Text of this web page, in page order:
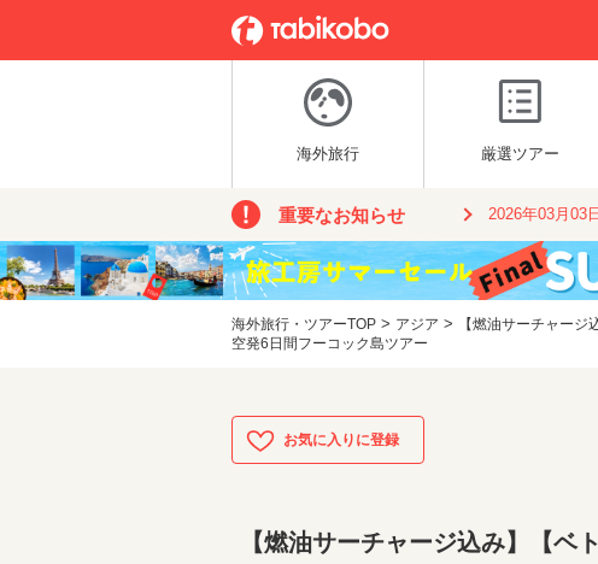
海外旅行 厳選ツアー
重要なお知らせ 2026年03月03日
海外旅行・ツアーTOP > アジア >
【燃油サーチャー
空発6日間フーコック島ツアー
【燃油サーチャージ込み】【